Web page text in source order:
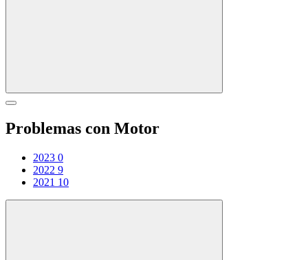
Problemas con Motor
2023 0
2022 9
2021 10